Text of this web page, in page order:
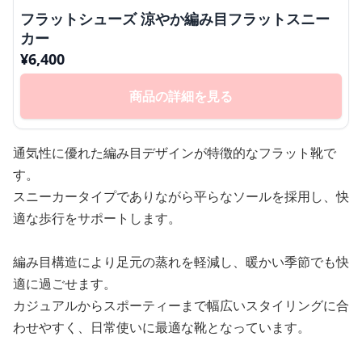
フラットシューズ 涼やか編み目フラットスニー
カー
¥6,400
商品の詳細を見る
通気性に優れた編み目デザインが特徴的なフラット靴で
す。
スニーカータイプでありながら平らなソールを採用し、快
適な歩行をサポートします。
編み目構造により足元の蒸れを軽減し、暖かい季節でも快
適に過ごせます。
カジュアルからスポーティーまで幅広いスタイリングに合
わせやすく、日常使いに最適な靴となっています。